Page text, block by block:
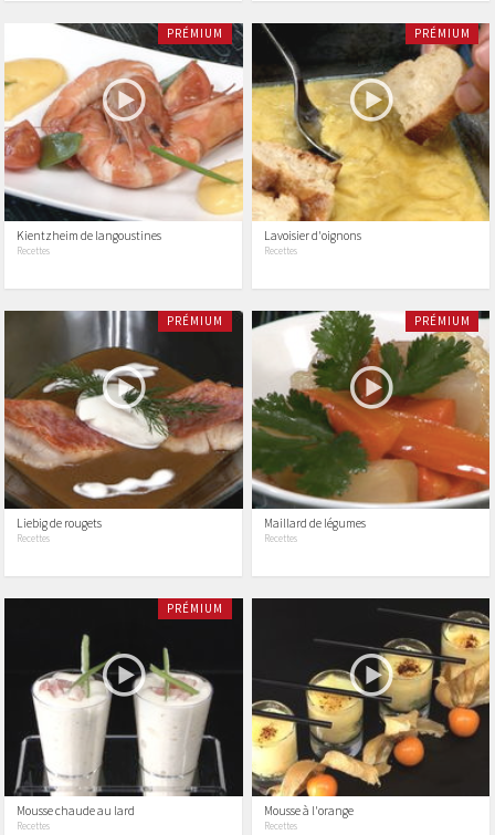
PRÉMIUM
Kientzheim de langoustines
Recettes
PRÉMIUM
Lavoisier d'oignons
Recettes
PRÉMIUM
Liebig de rougets
Recettes
PRÉMIUM
Maillard de légumes
Recettes
PRÉMIUM
Mousse chaude au lard
Recettes
Mousse à l'orange
Recettes